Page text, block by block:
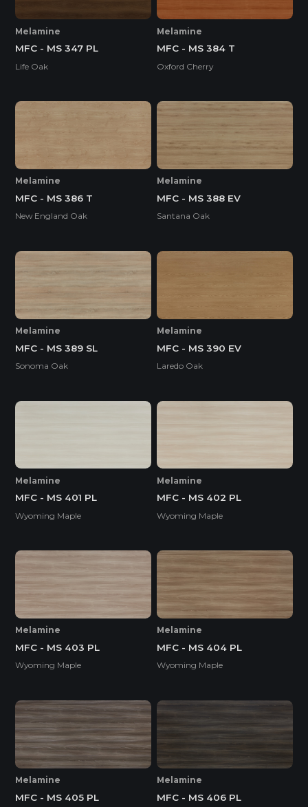
Melamine
MFC - MS 347 PL
Life Oak
Melamine
MFC - MS 384 T
Oxford Cherry
Melamine
MFC - MS 386 T
New England Oak
Melamine
MFC - MS 388 EV
Santana Oak
Melamine
MFC - MS 389 SL
Sonoma Oak
Melamine
MFC - MS 390 EV
Laredo Oak
Melamine
MFC - MS 401 PL
Wyoming Maple
Melamine
MFC - MS 402 PL
Wyoming Maple
Melamine
MFC - MS 403 PL
Wyoming Maple
Melamine
MFC - MS 404 PL
Wyoming Maple
Melamine
MFC - MS 405 PL
Melamine
MFC - MS 406 PL